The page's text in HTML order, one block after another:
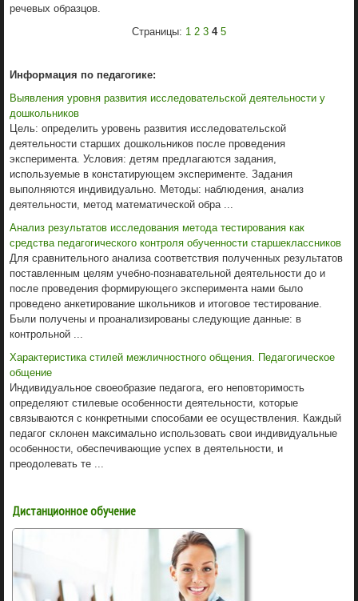
речевых образцов.
Страницы: 1 2 3 4 5
Информация по педагогике:
Выявления уровня развития исследовательской деятельности у
дошкольников
Цель: определить уровень развития исследовательской
деятельности старших дошкольников после проведения
эксперимента. Условия: детям предлагаются задания,
используемые в констатирующем эксперименте. Задания
выполняются индивидуально. Методы: наблюдения, анализ
деятельности, метод математической обра ...
Анализ результатов исследования метода тестирования как
средства педагогического контроля обученности старшеклассников
Для сравнительного анализа соответствия полученных результатов
поставленным целям учебно-познавательной деятельности до и
после проведения формирующего эксперимента нами было
проведено анкетирование школьников и итоговое тестирование.
Были получены и проанализированы следующие данные: в
контрольной ...
Характеристика стилей межличностного общения. Педагогическое
общение
Индивидуальное своеобразие педагога, его неповторимость
определяют стилевые особенности деятельности, которые
связываются с конкретными способами ее осуществления. Каждый
педагог склонен максимально использовать свои индивидуальные
особенности, обеспечивающие успех в деятельности, и
преодолевать те ...
Дистанционное обучение